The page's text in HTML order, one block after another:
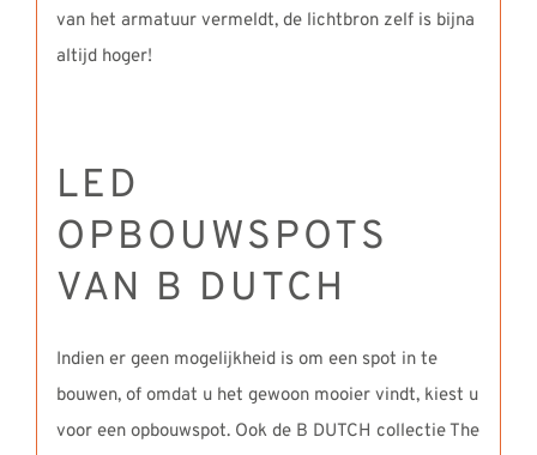
van het armatuur vermeldt, de lichtbron zelf is bijna
altijd hoger!
LED
OPBOUWSPOTS
VAN B DUTCH
Indien er geen mogelijkheid is om een spot in te
bouwen, of omdat u het gewoon mooier vindt, kiest u
voor een opbouwspot. Ook de B DUTCH collectie The